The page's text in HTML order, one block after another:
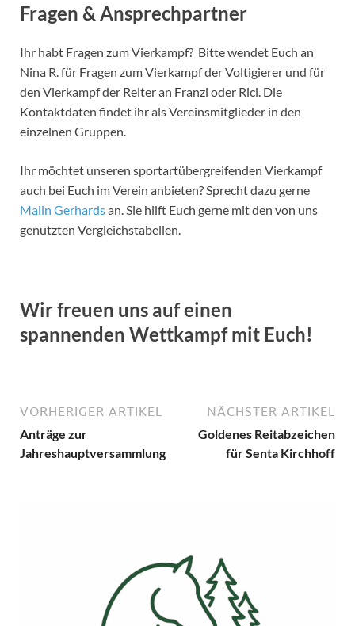
Fragen & Ansprechpartner
Ihr habt Fragen zum Vierkampf? Bitte wendet Euch an
Nina R. für Fragen zum Vierkampf der Voltigierer und für
den Vierkampf der Reiter an Franzi oder Rici. Die
Kontaktdaten findet ihr als Vereinsmitglieder in den
einzelnen Gruppen.
Ihr möchtet unseren sportartübergreifenden Vierkampf
auch bei Euch im Verein anbieten? Sprecht dazu gerne
Malin Gerhardsan. Sie hilft Euch gerne mit den von uns
genutzten Vergleichstabellen.
Wir freuen uns auf einen
spannenden Wettkampf mit Euch!
VORHERIGER ARTIKEL
Anträge zur
Jahreshauptversammlung
NÄCHSTER ARTIKEL
Goldenes Reitabzeichen
für Senta Kirchhoff